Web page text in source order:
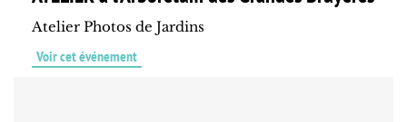
Atelier Photos de Jardins
Voir cet événement